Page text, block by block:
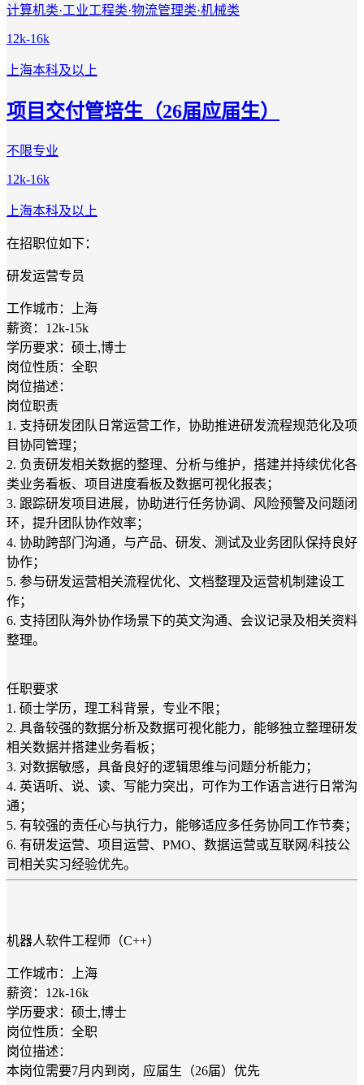
计算机类·工业工程类·物流管理类·机械类
12k-16k
上海本科及以上
项目交付管培生（26届应届生）
不限专业
12k-16k
上海本科及以上
在招职位如下：
研发运营专员
工作城市：上海
薪资：12k-15k
学历要求：硕士,博士
岗位性质：全职
岗位描述：
岗位职责
1. 支持研发团队日常运营工作，协助推进研发流程规范化及项
目协同管理；
2. 负责研发相关数据的整理、分析与维护，搭建并持续优化各
类业务看板、项目进度看板及数据可视化报表；
3. 跟踪研发项目进展，协助进行任务协调、风险预警及问题闭
环，提升团队协作效率；
4. 协助跨部门沟通，与产品、研发、测试及业务团队保持良好
协作；
5. 参与研发运营相关流程优化、文档整理及运营机制建设工
作；
6. 支持团队海外协作场景下的英文沟通、会议记录及相关资料
整理。
任职要求
1. 硕士学历，理工科背景，专业不限；
2. 具备较强的数据分析及数据可视化能力，能够独立整理研发
相关数据并搭建业务看板；
3. 对数据敏感，具备良好的逻辑思维与问题分析能力；
4. 英语听、说、读、写能力突出，可作为工作语言进行日常沟
通；
5. 有较强的责任心与执行力，能够适应多任务协同工作节奏；
6. 有研发运营、项目运营、PMO、数据运营或互联网/科技公
司相关实习经验优先。
机器人软件工程师（C++）
工作城市：上海
薪资：12k-16k
学历要求：硕士,博士
岗位性质：全职
岗位描述：
本岗位需要7月内到岗，应届生（26届）优先